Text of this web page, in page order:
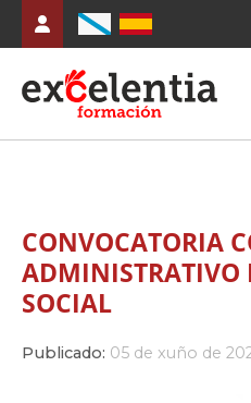
CONVOCATORIA
ADMINISTRATIVO
SOCIAL
Publicado: 05 de xuño de